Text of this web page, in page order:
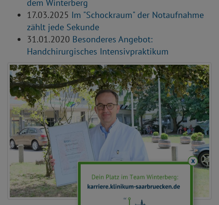
dem Winterberg
17.03.2025 Im "Schockraum" der Notaufnahme
zählt jede Sekunde
31.01.2020 Besonderes Angebot:
Handchirurgisches Intensivpraktikum
x